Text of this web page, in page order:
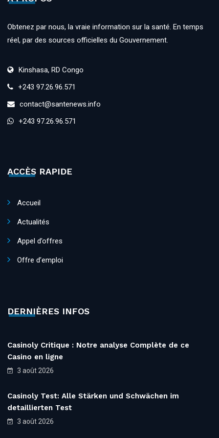
Obtenez par nous, la vraie information sur la santé. En temps
réel, par des sources officielles du Gouvernement.
Kinshasa, RD Congo
+243 97.26.96.571
contact@santenews.info
+243 97.26.96.571
ACCÈS RAPIDE
Accueil
Actualités
Appel d’offres
Offre d’emploi
DERNIÈRES INFOS
Casinoly Critique : Notre analyse Complète de ce
Casino en ligne
3 août 2026
Casinoly Test: Alle Stärken und Schwächen im
detaillierten Test
3 août 2026